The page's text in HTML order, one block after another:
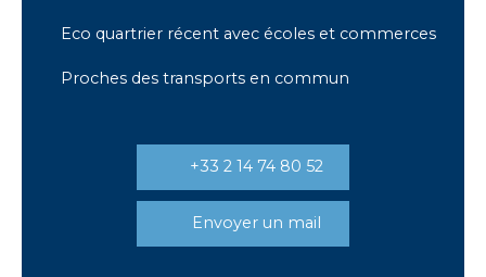
Eco quartrier récent avec écoles et commerces
Proches des transports en commun
+33 2 14 74 80 52
Envoyer un mail